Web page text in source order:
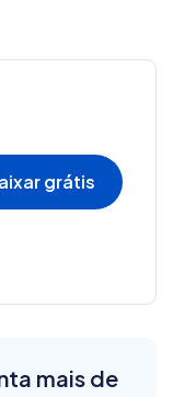
grátis
mais de